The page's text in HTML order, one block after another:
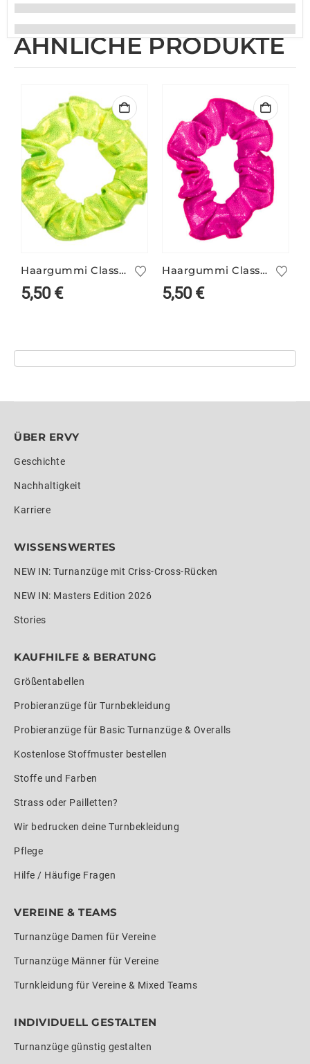
ÄHNLICHE PRODUKTE
Haargummi Classic kiwi
5,50€
Haargummi Classic fluopink
5,50€
ÜBER ERVY
Geschichte
Nachhaltigkeit
Karriere
WISSENSWERTES
NEW IN: Turnanzüge mit Criss-Cross-Rücken
NEW IN: Masters Edition 2026
Stories
KAUFHILFE & BERATUNG
Größentabellen
Probieranzüge für Turnbekleidung
Probieranzüge für Basic Turnanzüge & Overalls
Kostenlose Stoffmuster bestellen
Stoffe und Farben
Strass oder Pailletten?
Wir bedrucken deine Turnbekleidung
Pflege
Hilfe / Häufige Fragen
VEREINE & TEAMS
Turnanzüge Damen für Vereine
Turnanzüge Männer für Vereine
Turnkleidung für Vereine & Mixed Teams
INDIVIDUELL GESTALTEN
Turnanzüge günstig gestalten